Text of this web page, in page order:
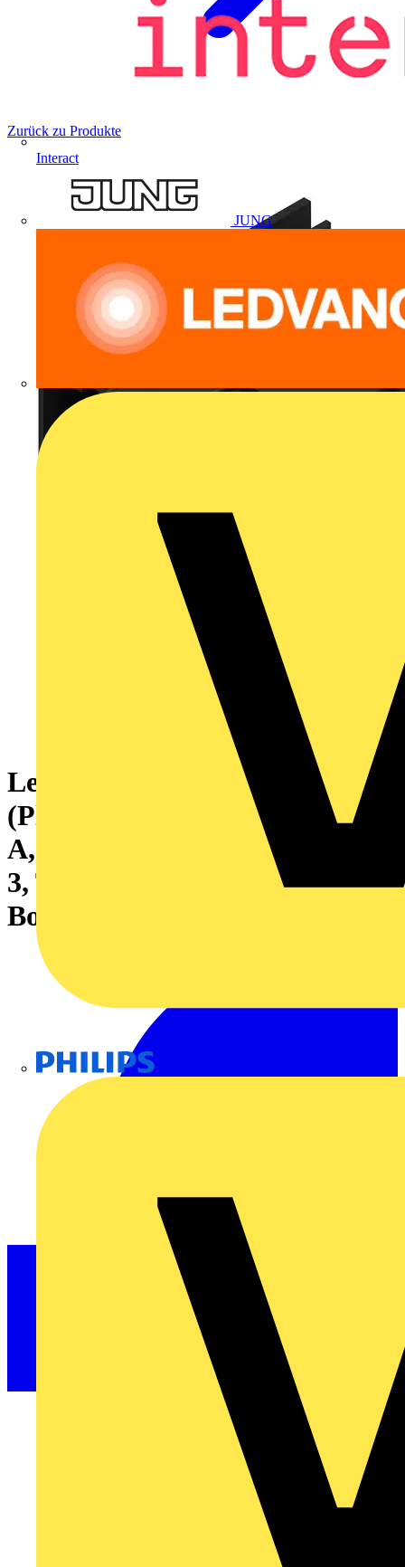
Interact
JUNG
Zurück zu Produkte
Leiterplattensteckverbinder
(Platinenanschluss), 630 V, 41
A, Raster in mm: 7.62, Polzahl:
3, THT/THR-Lötanschluss,
Box